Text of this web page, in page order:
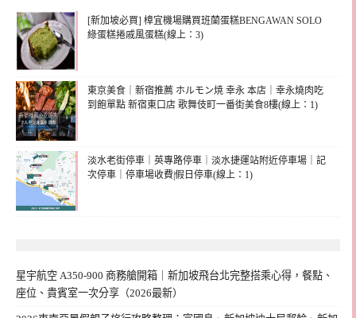
[新加坡必買] 樟宜機場購買班蘭蛋糕BENGAWAN SOLO
綠蛋糕捲戚風蛋糕(線上：3)
東京美食｜新宿推薦 ホルモン焼 幸永 本店｜幸永燒肉吃
到飽單點 新宿東口店 歌舞伎町一番街美食8樓(線上：1)
淡水老街停車｜英專路停車｜淡水捷運站附近停車場｜記
次停車｜停車場收費|假日停車(線上：1)
星宇航空 A350-900 商務艙開箱｜新加坡飛台北完整搭乘心得，餐點、
座位、貴賓室一次分享（2026最新）